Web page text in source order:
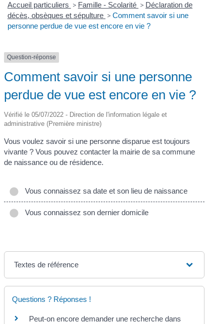
Accueil particuliers > Famille - Scolarité > Déclaration de
décès, obsèques et sépulture > Comment savoir si une
personne perdue de vue est encore en vie ?
Question-réponse
Comment savoir si une personne
perdue de vue est encore en vie ?
Vérifié le 05/07/2022 - Direction de l'information légale et
administrative (Première ministre)
Vous voulez savoir si une personne disparue est toujours
vivante ? Vous pouvez contacter la mairie de sa commune
de naissance ou de résidence.
Vous connaissez sa date et son lieu de naissance
Vous connaissez son dernier domicile
Textes de référence
Questions ? Réponses !
Peut-on encore demander une recherche dans